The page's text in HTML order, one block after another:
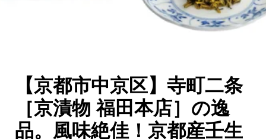
ABOUT US
Instagram
【京都市中京区】寺町二条
［京漬物 福田本店］の逸
品。風味絶佳！京都産壬生